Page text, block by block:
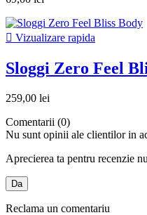
 Vizualizare rapida
Sloggi Zero Feel
259,00 lei
Comentarii (0)
Nu sunt opinii ale clientilor in
Aprecierea ta pentru recenzie
Da
Reclama un comentariu